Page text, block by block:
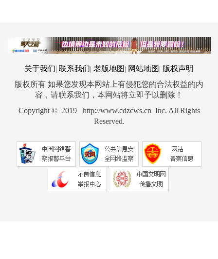
关于我们 联系我们 老版地图 网站地图
版权声明
版权所有 如果您发现本网站上有侵犯您的合法权益的内
容，请联系我们，本网站将立即予以删除！
Copyright © 2019 http://www.cdzcws.cn Inc. All Rights
Reserved.